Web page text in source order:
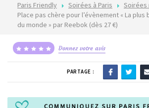
Paris Friendly Soirées à Paris
Soirées
Place pas chère pour l’évènement « La
du monde » par Reebok (dès 27 €)
Donnez votre avis
PARTAGE :